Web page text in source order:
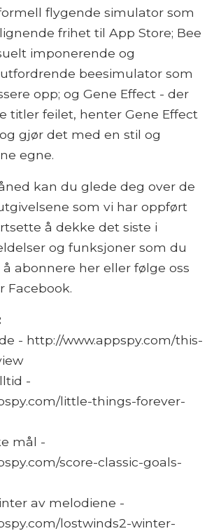
flygende simulator som
frihet til App Store; Bee
imponerende og
beesimulator som
opp; og Gene Effect - der
titler feilet, henter Gene Effect
gjør det med en stil og
egne.
kan du glede deg over de
som vi har oppført
å dekke det siste i
og funksjoner som du
abonnere her eller følge oss
Facebook.
- http://www.appspy.com/this-
-
little-things-forever-
mål -
score-classic-goals-
av melodiene -
lostwinds2-winter-